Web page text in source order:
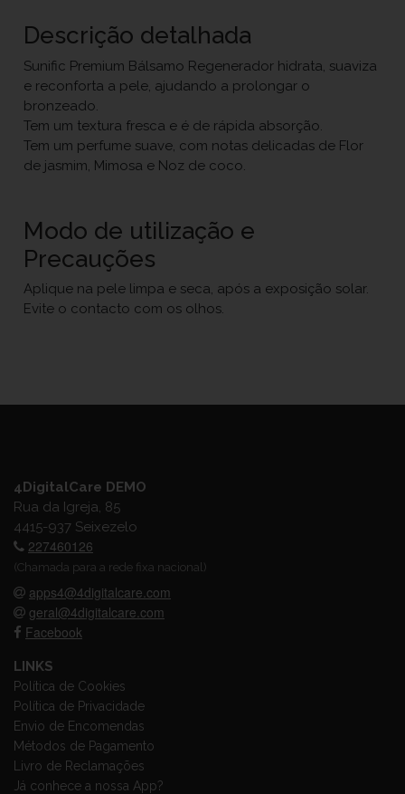
Descrição detalhada
Sunific Premium Bálsamo Regenerador hidrata, suaviza
e reconforta a pele, ajudando a prolongar o
bronzeado.
Tem um textura fresca e é de rápida absorção.
Tem um perfume suave, com notas delicadas de Flor
de jasmim, Mimosa e Noz de coco.
Modo de utilização e
Precauções
Aplique na pele limpa e seca, após a exposição solar.
Evite o contacto com os olhos.
4DigitalCare DEMO
Rua da Igreja, 85
4415-937 Seixezelo
227460126
(Chamada para a rede fixa nacional)
apps4@4digitalcare.com
geral@4digitalcare.com
Facebook
LINKS
Política de Cookies
Política de Privacidade
Envio de Encomendas
Métodos de Pagamento
Livro de Reclamações
Já conhece a nossa App?